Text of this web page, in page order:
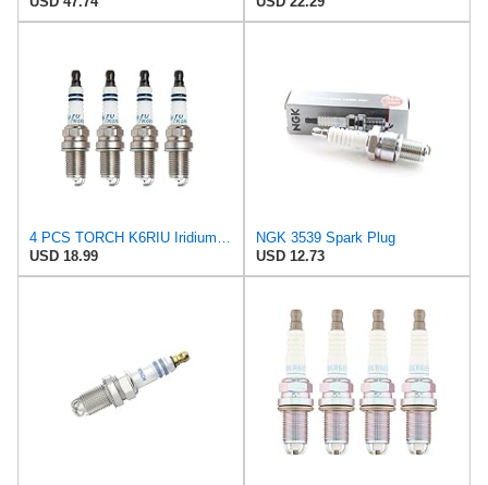
USD 18.99
NGK 3539 Spark Plug
USD 12.73